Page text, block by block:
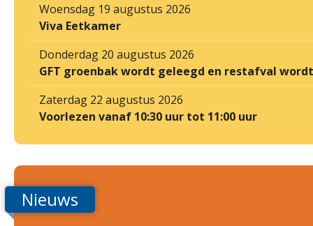
Woensdag 19 augustus 2026
Viva Eetkamer
Donderdag 20 augustus 2026
GFT groenbak wordt geleegd en restafval
Zaterdag 22 augustus 2026
Voorlezen vanaf 10:30 uur tot 11:00 uur
Nieuws